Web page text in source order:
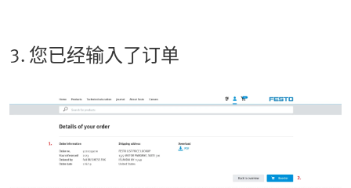
3. 您已经输入了订单